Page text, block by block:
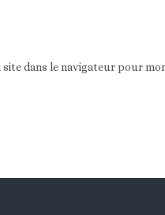
dans le navigateur pour